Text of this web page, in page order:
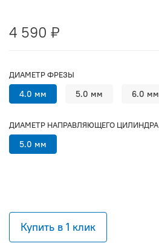
4 590 ₽
Купить в 1 клик
ДИАМЕТР ФРЕЗЫ
4.0 мм 5.0 мм 6.0 мм
ДИАМЕТР НАПРАВЛЯЮЩЕГО ЦИЛИНДРА
5.0 мм